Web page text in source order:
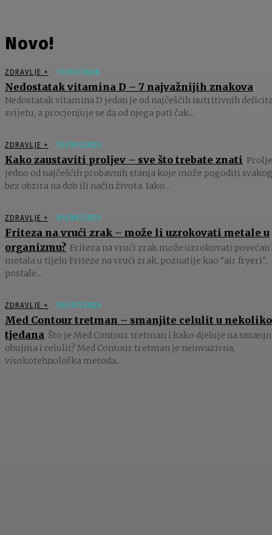
Novo!
ZDRAVLJE + 11/03/2026
Nedostatak vitamina D – 7 najvažnijih znakova
Nedostatak vitamina D jedan je od najčešćih nutritivnih
svijetu, a procjenjuje se da od njega pati čak...
ZDRAVLJE + 23/09/2025
Kako zaustaviti proljev – sve što trebate znati
jedno od najčešćih probavnih stanja koje može pogoditi
bez obzira na dob ili način života. Iako...
ZDRAVLJE + 01/08/2025
Friteza na vrući zrak – može li uzrokovati metale u
organizmu? Friteza na vrući zrak može uzrokovati
metala u tijelu Friteze na vrući zrak, poznatije kao "air fryeri",
postale...
ZDRAVLJE + 09/07/2025
Med Contour tretman – smanjite celulit u nekoliko
tjedana Što je Med Contour tretman i kako djeluje na
obujma i celulit? Med Contour tretman je neinvazivna,
visokotehnološka metoda...